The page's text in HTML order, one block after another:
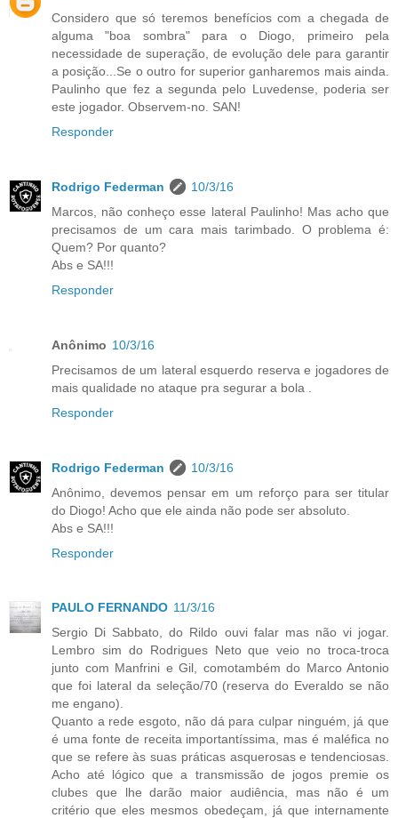
Considero que só teremos benefícios com a chegada de
alguma "boa sombra" para o Diogo, primeiro pela
necessidade de superação, de evolução dele para garantir
a posição...Se o outro for superior ganharemos mais ainda.
Paulinho que fez a segunda pelo Luvedense, poderia ser
este jogador. Observem-no. SAN!
Responder
Rodrigo Federman
10/3/16
Marcos, não conheço esse lateral Paulinho! Mas acho que
precisamos de um cara mais tarimbado. O problema é:
Quem? Por quanto?
Abs e SA!!!
Responder
Anônimo 10/3/16
Precisamos de um lateral esquerdo reserva e jogadores de
mais qualidade no ataque pra segurar a bola .
Responder
Rodrigo Federman
10/3/16
Anônimo, devemos pensar em um reforço para ser titular
do Diogo! Acho que ele ainda não pode ser absoluto.
Abs e SA!!!
Responder
PAULO FERNANDO 11/3/16
Sergio Di Sabbato, do Rildo ouvi falar mas não vi jogar.
Lembro sim do Rodrigues Neto que veio no troca-troca
junto com Manfrini e Gil, comotambém do Marco Antonio
que foi lateral da seleção/70 (reserva do Everaldo se não
me engano).
Quanto a rede esgoto, não dá para culpar ninguém, já que
é uma fonte de receita importantíssima, mas é maléfica no
que se refere às suas práticas asquerosas e tendenciosas.
Acho até lógico que a transmissão de jogos premie os
clubes que lhe darão maior audiência, mas não é um
critério que eles mesmos obedeçam, já que internamente